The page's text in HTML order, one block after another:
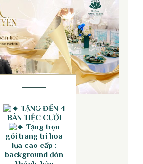
TẶNG ĐẾN 4
BÀN TIỆC CƯỚI
Tặng trọn
gói trang trí hoa
lụa cao cấp :
background đón